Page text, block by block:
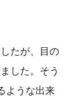
たが、目の
した。そう
ような出来